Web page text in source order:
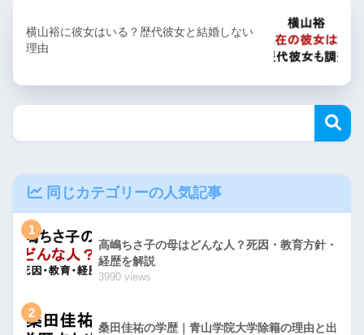
横山裕に彼女はいる？歴代彼女と結婚しない
理由
同じカテゴリーの人気記事
1
高嶋ちさ子の母はどんな人？死因・教育方針・
経歴を解説
3990 views
2
桑田佳祐の学歴｜青山学院大学除籍の理由と出